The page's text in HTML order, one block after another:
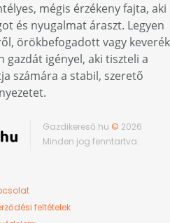
mégis érzékeny fajta, aki
és nyugalmat áraszt. Legyen
örökbefogadott vagy keverék
gazdát igényel, aki tiszteli a
számára a stabil, szerető
Gazdikereső.hu © 2026
Minden jog fenntartva.
feltételek